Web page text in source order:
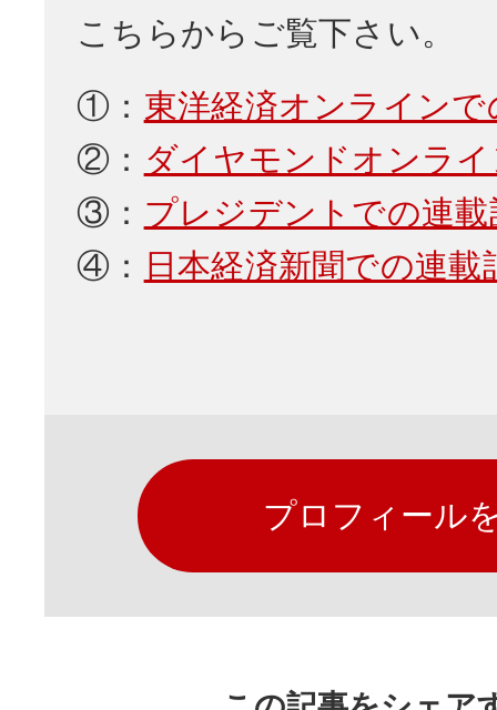
こちらからご覧下さい。
①： 東洋経済オンラインで
②： ダイヤモンドオンラ
③： プレジデントでの連載
④： 日本経済新聞での連載
プロフィール